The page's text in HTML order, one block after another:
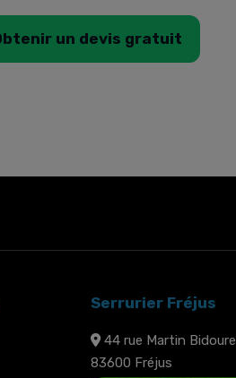
un devis gratuit
Serrurier Fréjus
44 rue Martin Bidoure
83600 Fréjus